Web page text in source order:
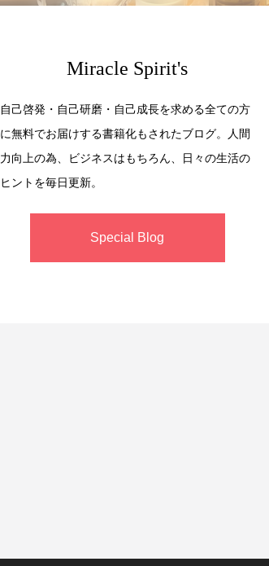
Miracle Spirit's
自己啓発・自己研磨・自己成長を求める全ての方
に無料でお届けする書籍化もされたブログ。人間
力向上の為、ビジネスはもちろん、日々の生活の
ヒントを毎日更新。
Special Blog